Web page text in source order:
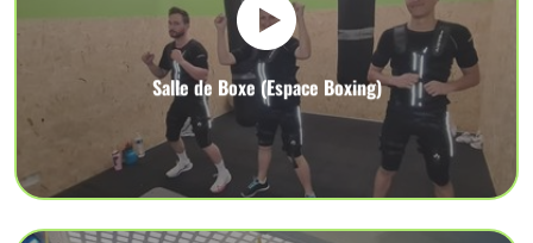
Salle de Boxe (Espace Boxing)